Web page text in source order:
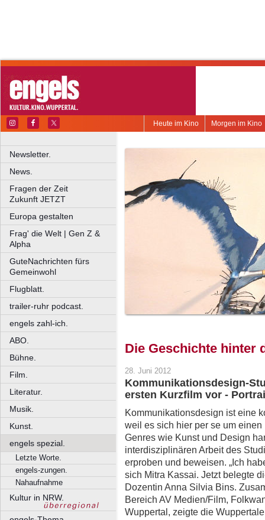
Morgen im Kino
Heute im Kino
Newsletter.
News.
Fragen der Zeit
Zukunft JETZT
Europa gestalten
Frag' die Welt | Gen Z &
Alpha
GuteNachrichten fürs
Gemeinwohl
Flugblatt.
trailer-ruhr podcast.
engels zahl-ich.
ABO.
Bühne.
Film.
Literatur.
Musik.
Kunst.
engels spezial.
Letzte Worte.
engels-zungen.
Nahaufnahme
Kultur in NRW.
Die Geschichte hinter
28. Juni 2012
Kommunikationsdesign-
ersten Kurzfilm vor -
Kommunikationsdesign ist eine
weil es sich hier per se um
Genres wie Kunst und Design
interdisziplinären Arbeit des
erproben und beweisen. „Ich
sich Mitra Kassai. Jetzt belegte
Dozentin Anna Silvia Bins.
Bereich AV Medien/Film,
Wuppertal, zeigte die